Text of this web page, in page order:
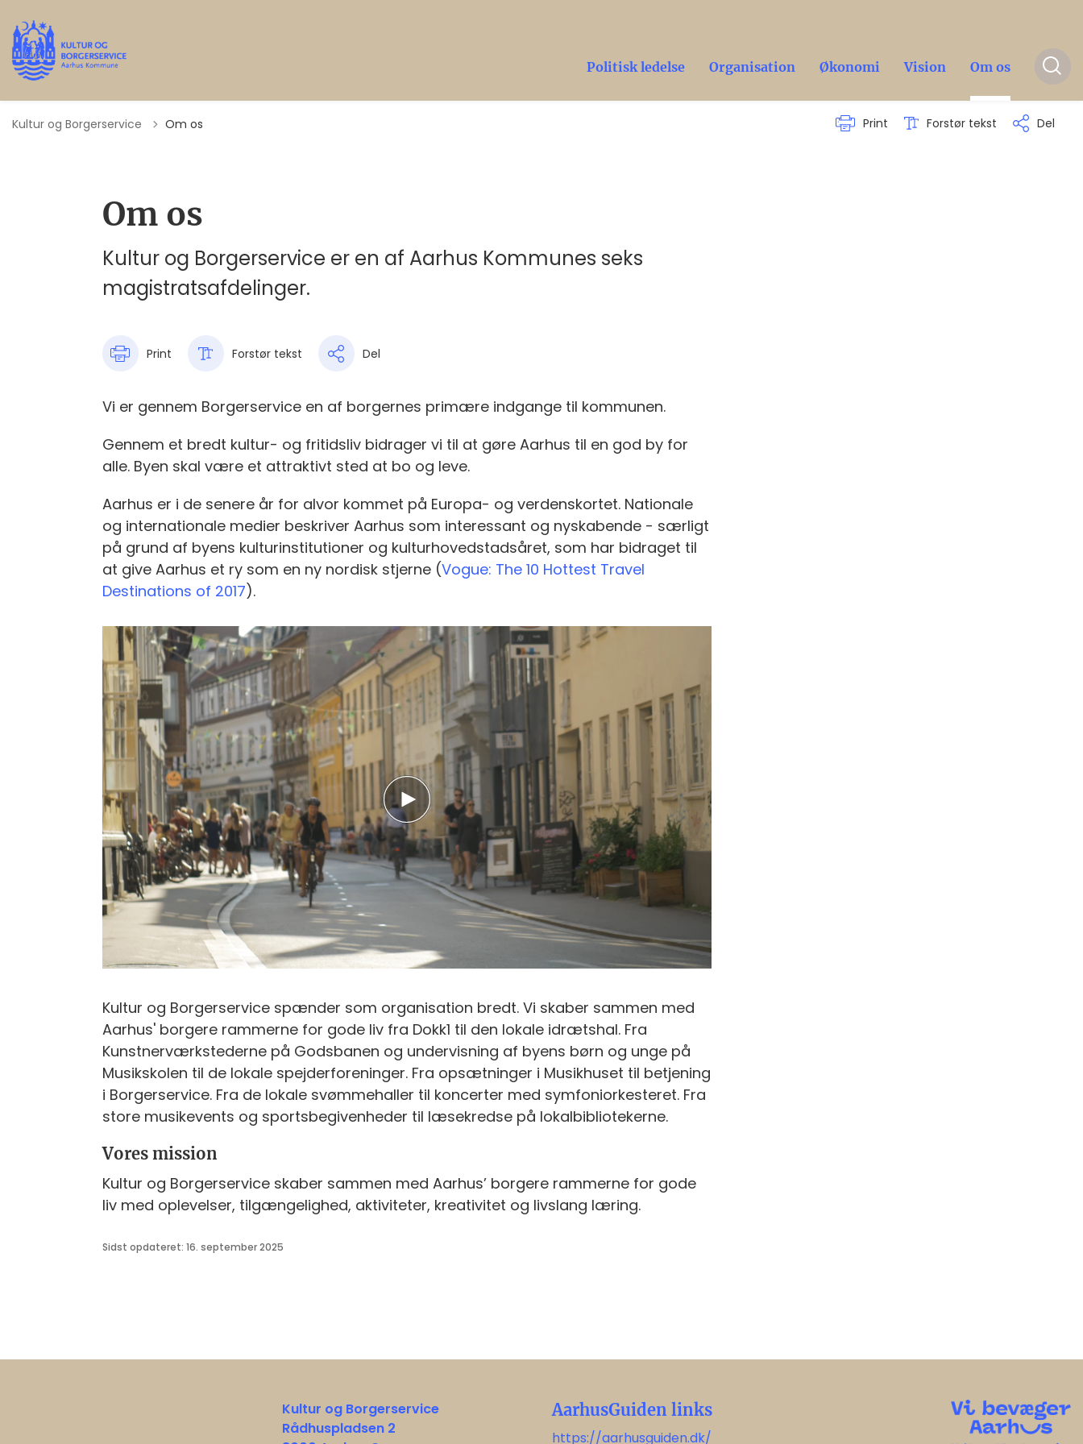
Politisk ledelse Organisation Økonomi Vision Om os
Kultur og Borgerservice Om os Print Forstør tekst Del
Om os
Kultur og Borgerservice er en af Aarhus Kommunes seks
magistratsafdelinger.
Print Forstør tekst Del
Vi er gennem Borgerservice en af borgernes primære indgange til kommunen.
Gennem et bredt kultur- og fritidsliv bidrager vi til at gøre Aarhus til en god by for
alle. Byen skal være et attraktivt sted at bo og leve.
Aarhus er i de senere år for alvor kommet på Europa- og verdenskortet. Nationale
og internationale medier beskriver Aarhus som interessant og nyskabende - særligt
på grund af byens kulturinstitutioner og kulturhovedstadsåret, som har bidraget til
at give Aarhus et ry som en ny nordisk stjerne (Vogue: The 10 Hottest Travel
Destinations of 2017).
Kultur og Borgerservice spænder som organisation bredt. Vi skaber sammen med
Aarhus' borgere rammerne for gode liv fra Dokk1 til den lokale idrætshal. Fra
Kunstnerværkstederne på Godsbanen og undervisning af byens børn og unge på
Musikskolen til de lokale spejderforeninger. Fra opsætninger i Musikhuset til betjening
i Borgerservice. Fra de lokale svømmehaller til koncerter med symfoniorkesteret. Fra
store musikevents og sportsbegivenheder til læsekredse på lokalbibliotekerne.
Vores mission
Kultur og Borgerservice skaber sammen med Aarhus’ borgere rammerne for gode
liv med oplevelser, tilgængelighed, aktiviteter, kreativitet og livslang læring.
Sidst opdateret: 16. september 2025
Kultur og Borgerservice
Rådhuspladsen 2
AarhusGuiden links
https://aarhusguiden.dk/